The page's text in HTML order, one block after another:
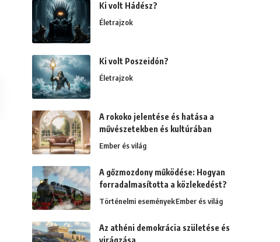
Ki volt Hádész?
Életrajzok
Ki volt Poszeidón?
Életrajzok
A rokoko jelentése és hatása a
művészetekben és kultúrában
Ember és világ
A gőzmozdony működése: Hogyan
forradalmasította a közlekedést?
Történelmi eseményekEmber és világ
Az athéni demokrácia születése és
virágzása